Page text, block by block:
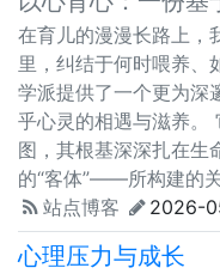
在育儿的漫漫长路上，
里，纠结于何时喂养、
学派提供了一个更为深
乎心灵的相遇与滋养。
图，其根基深深扎在
的“客体”——所构建的
站点博客
2026-
心理压力与成长